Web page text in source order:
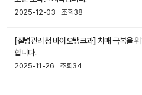
2025-12-03 조회38
[질병관리청 바이오뱅크과] 치매 극복을
합니다.
2025-11-26 조회34